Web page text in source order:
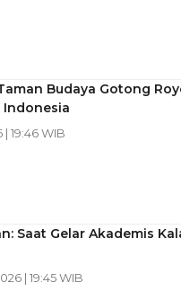
Budaya Gotong
Indonesia
19:46 WIB
Saat Gelar Akademis
| 19:45 WIB